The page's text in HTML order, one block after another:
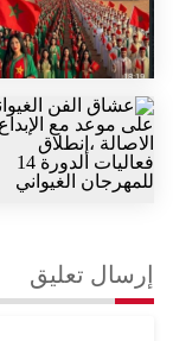
إرسال تعليق